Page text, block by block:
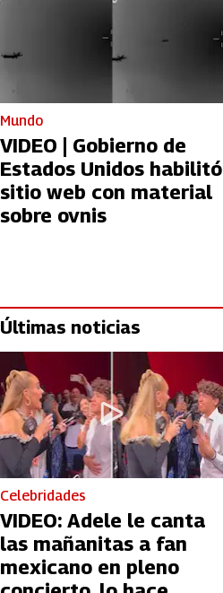
Mundo
VIDEO | Gobierno de
Estados Unidos habilitó
sitio web con material
sobre ovnis
Últimas noticias
Celebridades
VIDEO: Adele le canta
las mañanitas a fan
mexicano en pleno